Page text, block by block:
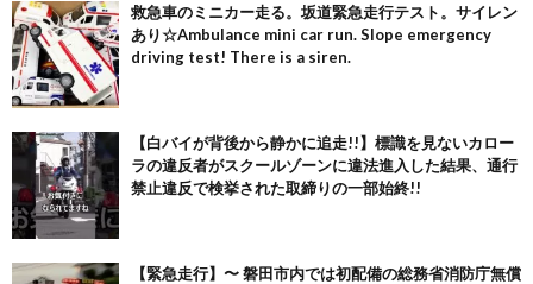
救急車のミニカー走る。坂道緊急走行テスト。サイレン
あり☆Ambulance mini car run. Slope emergency
driving test! There is a siren.
【白バイが背後から静かに追走!!】標識を見ないカロー
ラの違反者がスクールゾーンに違法進入した結果、通行
禁止違反で検挙された取締りの一部始終!!
【緊急走行】〜 磐田市内では初配備の総務省消防庁無償